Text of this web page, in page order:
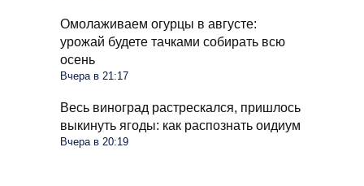
Омолаживаем огурцы в августе:
урожай будете тачками собирать всю
осень
Вчера в 21:17
Весь виноград растрескался, пришлось
выкинуть ягоды: как распознать оидиум
Вчера в 20:19